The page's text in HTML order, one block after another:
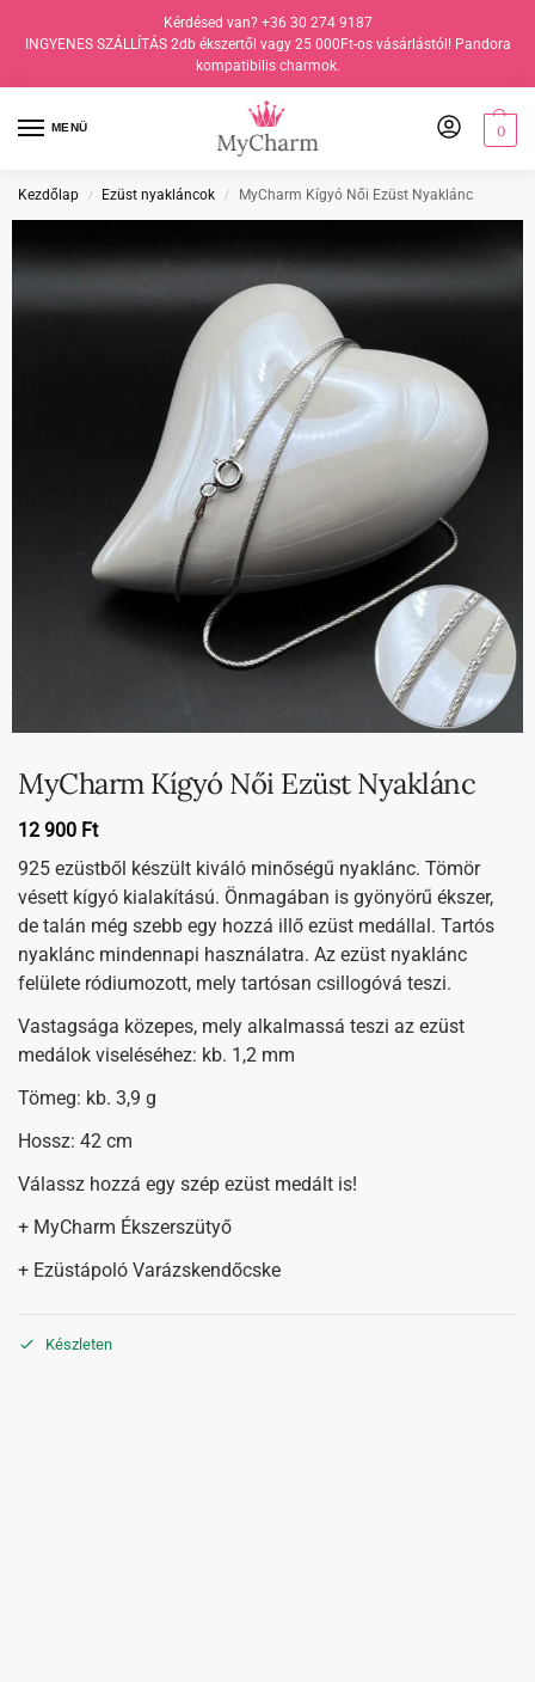
Kérdésed van? +36 30 274 9187
INGYENES SZÁLLÍTÁS 2db ékszertől vagy 25 000Ft-os vásárlástól! Pandora
kompatibilis charmok.
MENÜ 0
Kezdőlap / Ezüst nyakláncok / MyCharm Kígyó Női Ezüst Nyaklánc
MyCharm Kígyó Női Ezüst Nyaklánc
12 900 Ft
925 ezüstből készült kiváló minőségű nyaklánc. Tömör
vésett kígyó kialakítású. Önmagában is gyönyörű ékszer,
de talán még szebb egy hozzá illő ezüst medállal. Tartós
nyaklánc mindennapi használatra. Az ezüst nyaklánc
felülete ródiumozott, mely tartósan csillogóvá teszi.
Vastagsága közepes, mely alkalmassá teszi az ezüst
medálok viseléséhez: kb. 1,2 mm
Tömeg: kb. 3,9 g
Hossz: 42 cm
Válassz hozzá egy szép ezüst medált is!
+ MyCharm Ékszerszütyő
+ Ezüstápoló Varázskendőcske
Készleten